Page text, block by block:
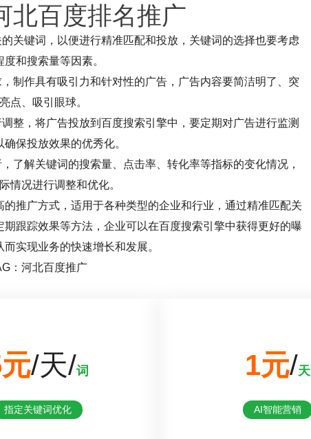
北百度排名推广
关键词，以便进行精准匹配和投放，关键词的选择也要考虑
度和搜索量等因素。
制作具有吸引力和针对性的广告，广告内容要简洁明了、突
点、吸引眼球。
整，将广告投放到百度搜索引擎中，要定期对广告进行监测
确保投放效果的优秀化。
了解关键词的搜索量、点击率、转化率等指标的变化情况，
情况进行调整和优化。
推广方式，适用于各种类型的企业和行业，通过精准匹配关
跟踪效果等方法，企业可以在百度搜索引擎中获得更好的曝
实现业务的快速增长和发展。
：河北百度推广
/天/词
指定关键词优化
1元/天
AI智能营销